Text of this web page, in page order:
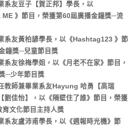
系友豆子【賀正邦】學長，以
ME 》節目，榮獲第60屆廣播金鐘獎─流
系友黃柏諺學長，以《Hashtag123 》節
鐘獎─兒童節目獎
系友徐梅學姐，以《月老不在家》節目，
─少年節目獎
教師兼畢業系友Hayung 哈勇【高瑞
劉佳怡】，以《隔壁住了誰》節目，榮獲
文化節目主持人獎
系友盧沛甫學長，以《週報時光機》節